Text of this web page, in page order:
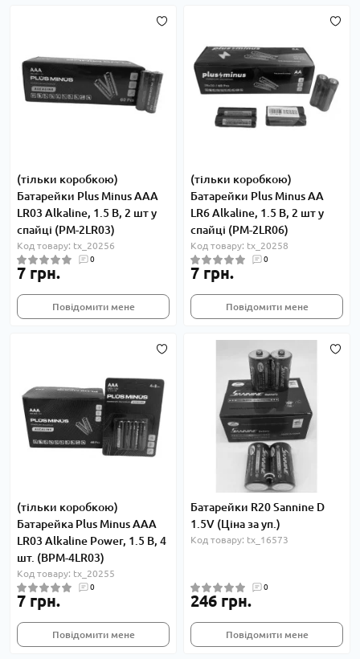
(тільки коробкою)
Батарейки Plus Minus AAA
LR03 Alkaline, 1.5 В, 2 шт у
спайці (PM-2LR03)
Код товару: tx_20256
0
7 грн.
Повідомити мене
(тільки коробкою)
Батарейки Plus Minus AA
LR6 Alkaline, 1.5 В, 2 шт у
спайці (PM-2LR06)
Код товару: tx_20258
0
7 грн.
Повідомити мене
(тільки коробкою)
Батарейка Plus Minus AAA
LR03 Alkaline Power, 1.5 В, 4
шт. (BPM-4LR03)
Код товару: tx_20255
0
7 грн.
Повідомити мене
Батарейки R20 Sannine D
1.5V (Ціна за уп.)
Код товару: tx_16573
0
246 грн.
Повідомити мене